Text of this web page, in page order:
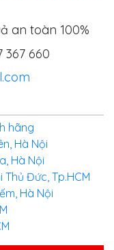
an toàn 100%
367 660
hãng
Hà Nội
Hà Nội
Đức, Tp.HCM
Hà Nội